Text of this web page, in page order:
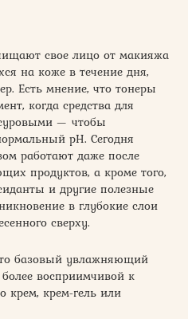
свое лицо от макияжа
на коже в течение дня,
Есть мнение, что тонеры
когда средства для
— чтобы
pH. Сегодня
работают даже после
продуктов, а кроме того,
и другие полезные
в глубокие слои
сверху.
базовый увлажняющий
восприимчивой к
крем, крем-гель или